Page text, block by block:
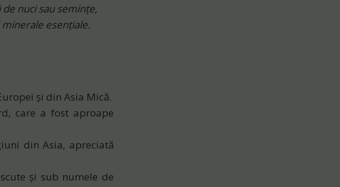
nuci sau semințe,
esențiale.
și din Asia Mică.
care a fost aproape
din Asia, apreciată
și sub numele de